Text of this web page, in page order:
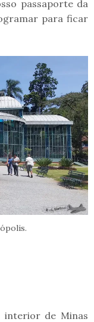
passaporte da
para ficar
interior de Minas